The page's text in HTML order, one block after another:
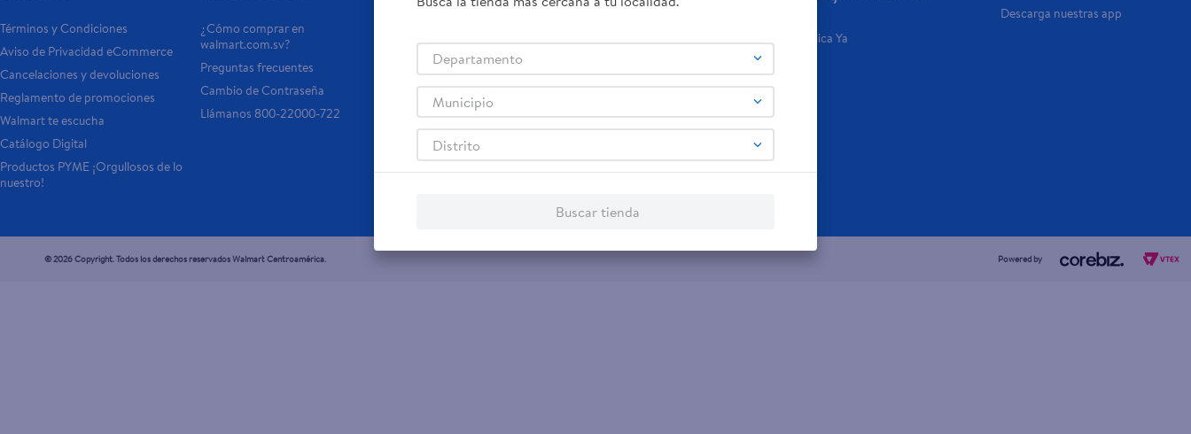
Términos y Condiciones
Aviso de Privacidad eCommerce
Cancelaciones y devoluciones
Reglamento de promociones
Walmart te escucha
Catálogo Digital
Productos PYME ¡Orgullosos de lo
nuestro!
¿Cómo comprar en
walmart.com.sv?
Preguntas frecuentes
Cambio de Contraseña
Llámanos 800-22000-722
Otros servicios:
- Remesas
- Pagos de servicios
Aplica Ya
Descarga nuestras app
© 2026 Copyright. Todos los derechos reservados Walmart Centroamérica. Powered by
Departamento
Municipio
Distrito
Buscar tienda